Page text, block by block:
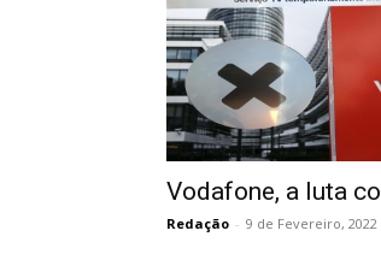
Vodafone, a luta
Redação - 9 de Fevereiro, 2022